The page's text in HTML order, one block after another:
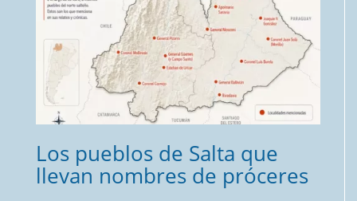
Los pueblos de Salta que
llevan nombres de próceres